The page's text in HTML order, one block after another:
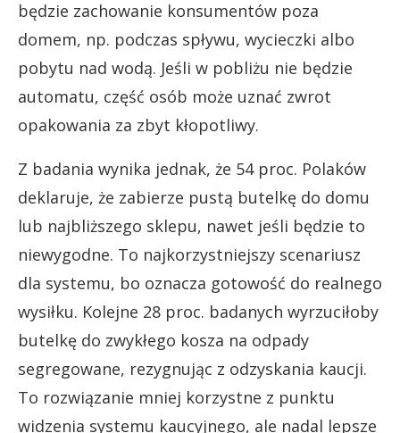
będzie zachowanie konsumentów poza
domem, np. podczas spływu, wycieczki albo
pobytu nad wodą. Jeśli w pobliżu nie będzie
automatu, część osób może uznać zwrot
opakowania za zbyt kłopotliwy.
Z badania wynika jednak, że 54 proc. Polaków
deklaruje, że zabierze pustą butelkę do domu
lub najbliższego sklepu, nawet jeśli będzie to
niewygodne. To najkorzystniejszy scenariusz
dla systemu, bo oznacza gotowość do realnego
wysiłku. Kolejne 28 proc. badanych wyrzuciłoby
butelkę do zwykłego kosza na odpady
segregowane, rezygnując z odzyskania kaucji.
To rozwiązanie mniej korzystne z punktu
widzenia systemu kaucyjnego, ale nadal lepsze